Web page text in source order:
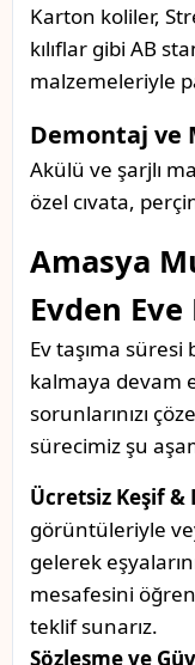
Karton koliler,
kılıflar gibi AB
malzemeleriyle
Demontaj ve
Akülü ve şarjlı
özel cıvata,
Amasya
Evden
Ev taşıma
kalmaya devam
sorunlarınızı
sürecimiz şu
Ücretsiz Keşif &
görüntüleriyle
gelerek
mesafesini
teklif sunarız.
Sözleşme ve